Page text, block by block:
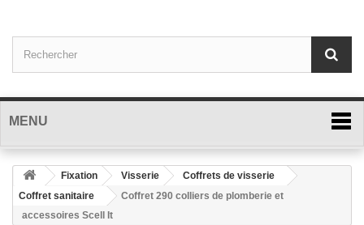
MENU
Fixation Visserie
Coffrets de visserie
Coffret sanitaire
Coffret 290 colliers de plomberie et
accessoires Scell It